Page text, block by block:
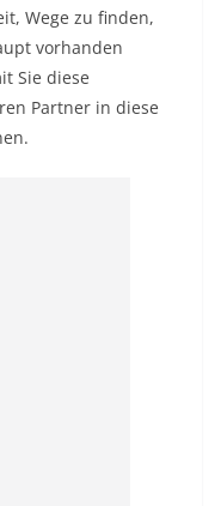
Wege zu finden,
vorhanden
Sie diese
Partner in diese